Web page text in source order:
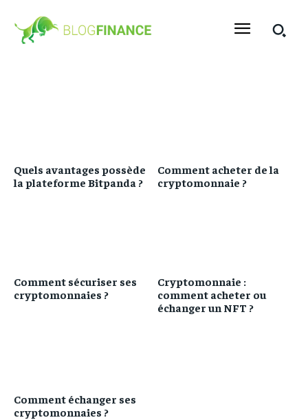
Quels avantages possède
la plateforme Bitpanda ?
Comment acheter de la
cryptomonnaie ?
Comment sécuriser ses
cryptomonnaies ?
Cryptomonnaie :
comment acheter ou
échanger un NFT ?
Comment échanger ses
cryptomonnaies ?